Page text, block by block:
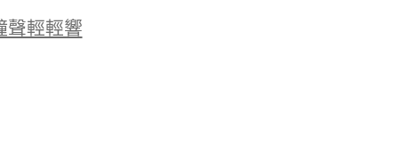
聲輕輕響